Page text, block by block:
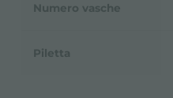
Numero vasche
Piletta